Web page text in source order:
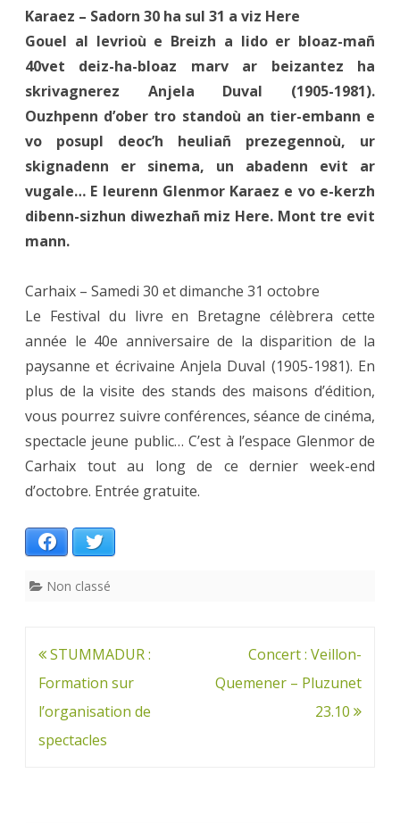
Karaez – Sadorn 30 ha sul 31 a viz Here
Gouel al levrioù e Breizh a lido er bloaz-mañ
40vet deiz-ha-bloaz marv ar beizantez ha
skrivagnerez Anjela Duval (1905-1981).
Ouzhpenn d’ober tro standoù an tier-embann e
vo posupl deoc’h heuliañ prezegennoù, ur
skignadenn er sinema, un abadenn evit ar
vugale… E leurenn Glenmor Karaez e vo e-kerzh
dibenn-sizhun diwezhañ miz Here. Mont tre evit
mann.
Carhaix – Samedi 30 et dimanche 31 octobre
Le Festival du livre en Bretagne célèbrera cette
année le 40e anniversaire de la disparition de la
paysanne et écrivaine Anjela Duval (1905-1981). En
plus de la visite des stands des maisons d’édition,
vous pourrez suivre conférences, séance de cinéma,
spectacle jeune public… C’est à l’espace Glenmor de
Carhaix tout au long de ce dernier week-end
d’octobre. Entrée gratuite.
Facebook
Non classé
Navigation
de
l’article
STUMMADUR :
Formation sur
l’organisation de
spectacles
Concert : Veillon-
Quemener – Pluzunet
23.10